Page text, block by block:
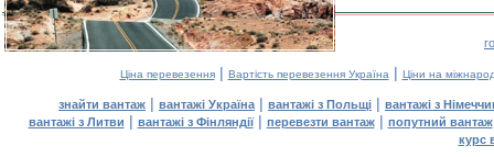
Ціна перевезення| Вартість перевезення Україна | Ціни на
знайти вантаж | вантажі Україна | вантажі з Польщі | вантажі з
вантажі з Литви | вантажі з Фінляндії| перевезти вантаж| попутний вантаж
курс